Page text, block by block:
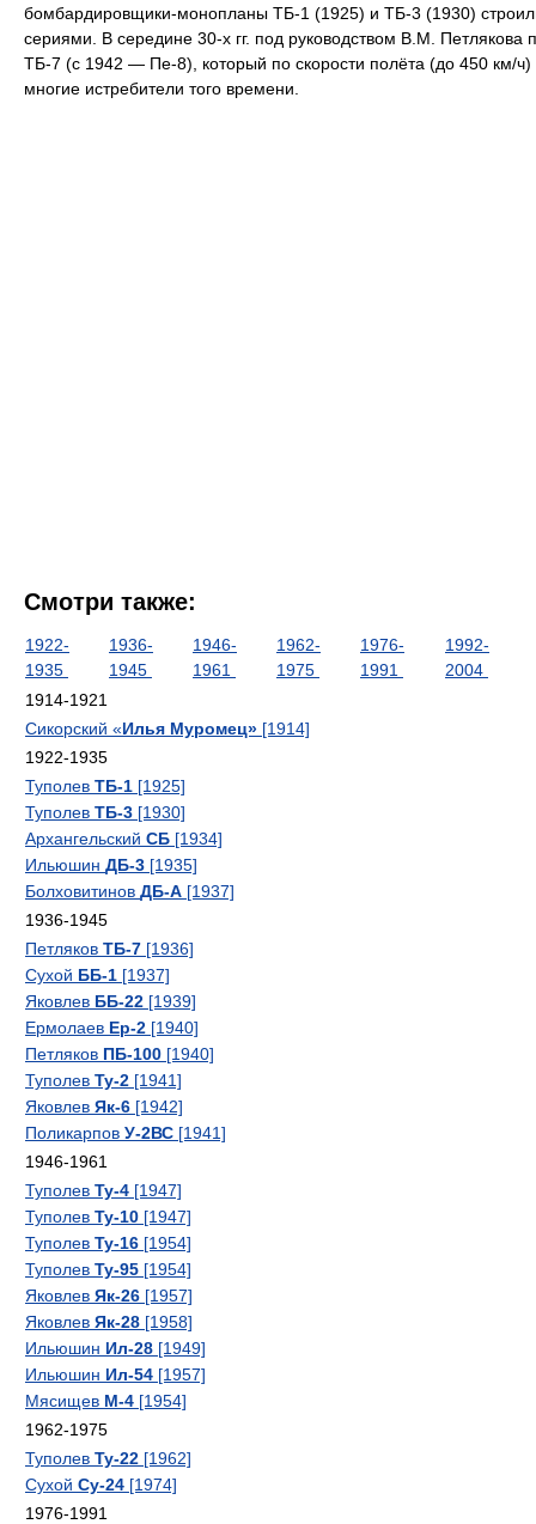
бомбардировщики-монопланы ТБ-1 (1925) и ТБ-3 (1930)
сериями. В середине 30-х гг. под руководством В.М. Петлякова
ТБ-7 (с 1942 — Пе-8), который по скорости полёта (до 450 км/ч)
многие истребители того времени.
Смотри также:
1922-
1935
1936-
1945
1946-
1961
1962-
1975
1976-
1991
1992-
2004
1914-1921
Сикорский «Илья Муромец» [1914]
1922-1935
Туполев ТБ-1 [1925]
Туполев ТБ-3 [1930]
Архангельский СБ [1934]
Ильюшин ДБ-3 [1935]
Болховитинов ДБ-А [1937]
1936-1945
Петляков ТБ-7 [1936]
Сухой ББ-1 [1937]
Яковлев ББ-22 [1939]
Ермолаев Ер-2 [1940]
Петляков ПБ-100 [1940]
Туполев Ту-2 [1941]
Яковлев Як-6 [1942]
Поликарпов У-2ВС [1941]
1946-1961
Туполев Ту-4 [1947]
Туполев Ту-10 [1947]
Туполев Ту-16 [1954]
Туполев Ту-95 [1954]
Яковлев Як-26 [1957]
Яковлев Як-28 [1958]
Ильюшин Ил-28 [1949]
Ильюшин Ил-54 [1957]
Мясищев М-4 [1954]
1962-1975
Туполев Ту-22 [1962]
Сухой Су-24 [1974]
1976-1991